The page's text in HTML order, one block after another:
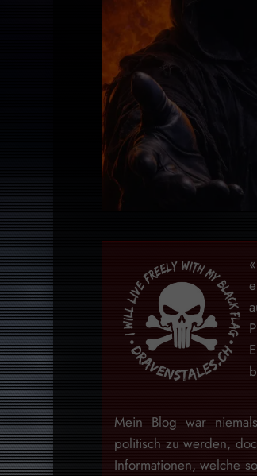
Mein Blog war
politisch zu werden,
Informationen, welche